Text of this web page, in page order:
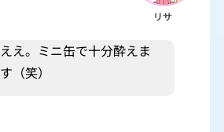
リサ
ええ。ミニ缶で十分酔えま
す（笑）